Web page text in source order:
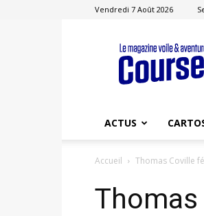
Vendredi 7 Août 2026
ACTUS
Accueil Thomas Coville